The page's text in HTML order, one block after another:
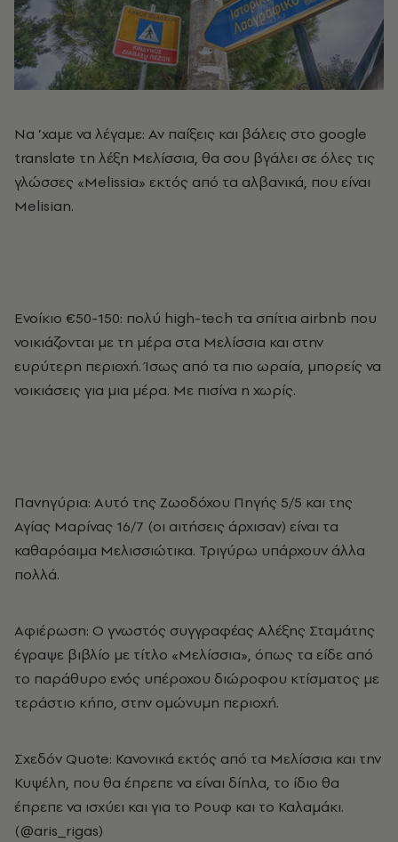
Να ’χαμε να λέγαμε: Αν παίξεις και βάλεις στο google
translate τη λέξη Μελίσσια, θα σου βγάλει σε όλες τις
γλώσσες «Melissia» εκτός από τα αλβανικά, που είναι
Melisian.
Ενοίκιο €50-150: πολύ high-tech τα σπίτια airbnb που
νοικιάζονται με τη μέρα στα Μελίσσια και στην
ευρύτερη περιοχή. Ίσως από τα πιο ωραία, μπορείς να
νοικιάσεις για μια μέρα. Με πισίνα η χωρίς.
Πανηγύρια: Αυτό της Ζωοδόχου Πηγής 5/5 και της
Αγίας Μαρίνας 16/7 (οι αιτήσεις άρχισαν) είναι τα
καθαρόαιμα Μελισσιώτικα. Τριγύρω υπάρχουν άλλα
πολλά.
Αφιέρωση: O γνωστός συγγραφέας Αλέξης Σταμάτης
έγραψε βιβλίο με τίτλο «Μελίσσια», όπως τα είδε από
το παράθυρο ενός υπέροχου διώροφου κτίσματος με
τεράστιο κήπο, στην ομώνυμη περιοχή.
Σχεδόν Quote: Κανονικά εκτός από τα Μελίσσια και την
Κυψέλη, που θα έπρεπε να είναι δίπλα, το ίδιο θα
έπρεπε να ισχύει και για το Ρουφ και το Καλαμάκι.
(@aris_rigas)